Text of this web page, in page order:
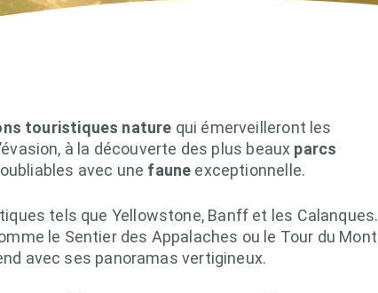
touristiques nature qui émerveilleront les
à la découverte des plus beaux parcs
avec une faune exceptionnelle.
tels que Yellowstone, Banff et les Calanques.
le Sentier des Appalaches ou le Tour du Mont
avec ses panoramas vertigineux.